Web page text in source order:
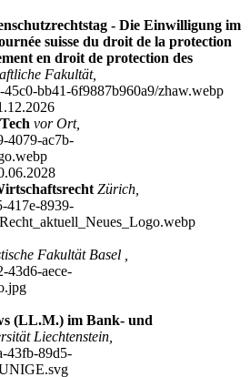
- Die Einwilligung im
suisse du droit de la protection
en droit de protection des
Fakultät,
vor Ort,
Zürich,
Fakultät Basel ,
(LL.M.) im Bank- und
Liechtenstein,